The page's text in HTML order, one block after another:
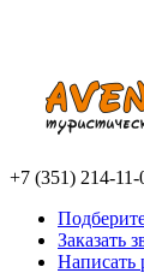
+7 (351) 214-
Заказать
Написать